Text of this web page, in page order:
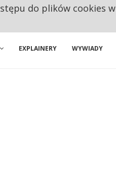
EXPLAINERY WYWIADY
do plików cookies w